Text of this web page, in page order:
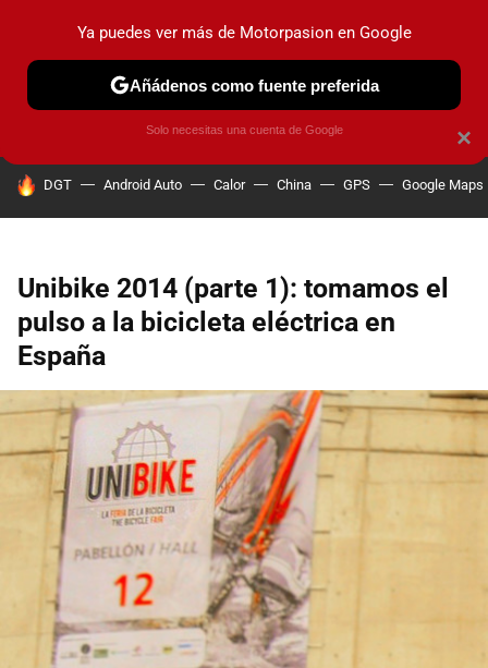
PRUEBAS COCHES ELÉCTRICOS OBSERVATORIO
HOY SE HABLA DE
DGT Android Auto Calor China GPS Google Maps
Unibike 2014 (parte 1): tomamos el
pulso a la bicicleta eléctrica en
España
×
Ya puedes ver más de Motorpasion en Google
Añádenos como fuente preferida
Solo necesitas una cuenta de Google